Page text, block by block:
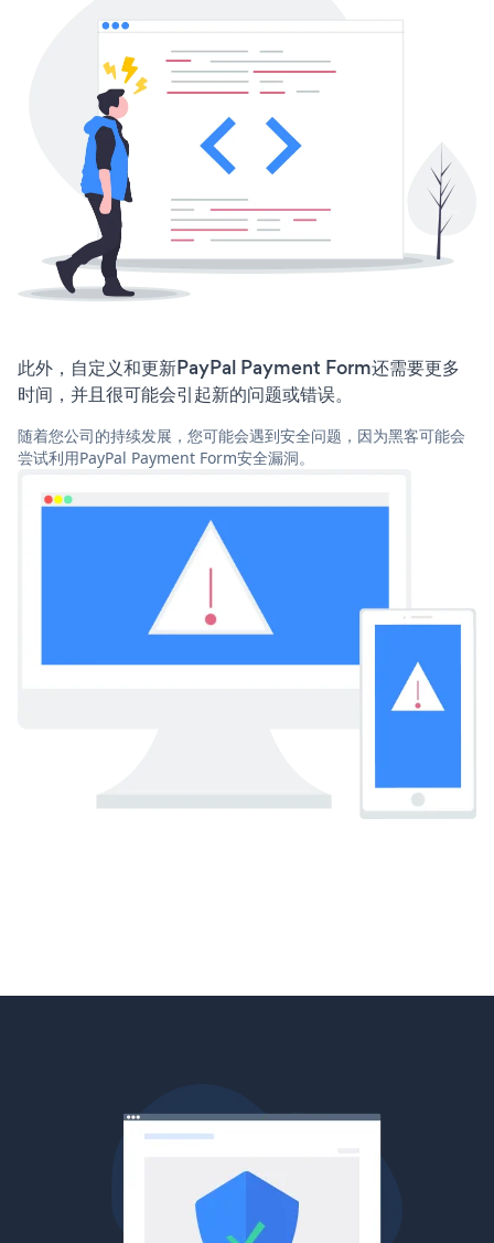
此外，自定义和更新PayPal Payment Form还需要更多
时间，并且很可能会引起新的问题或错误。
随着您公司的持续发展，您可能会遇到安全问题，因为黑客可能会
尝试利用PayPal Payment Form安全漏洞。